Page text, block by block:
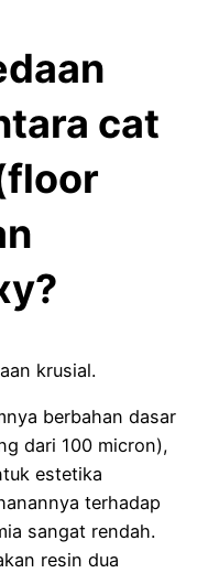
cat
krusial.
berbahan dasar
dari 100 micron),
estetika
terhadap
sangat rendah.
resin dua